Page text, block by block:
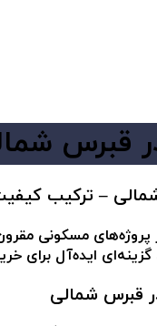
در قبرس
شمالی – ترکیب
پروژه‌های مسکونی
ایده‌آل برای
قبرس شمالی